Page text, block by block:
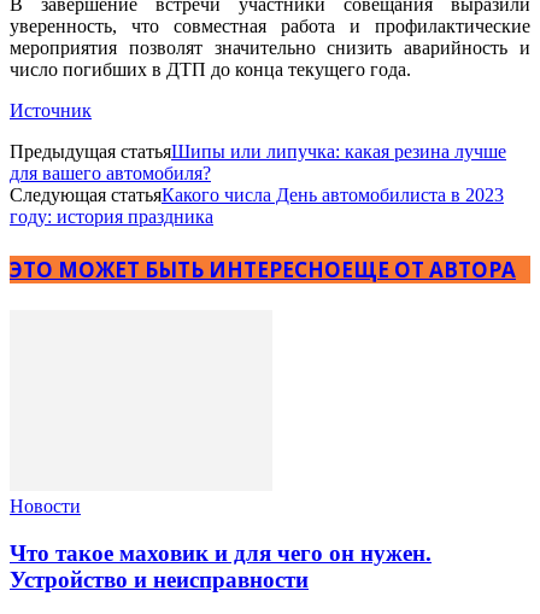
В завершение встречи участники совещания выразили
уверенность, что совместная работа и профилактические
мероприятия позволят значительно снизить аварийность и
число погибших в ДТП до конца текущего года.
Источник
Предыдущая статьяШипы или липучка: какая резина лучше
для вашего автомобиля?
Следующая статьяКакого числа День автомобилиста в 2023
году: история праздника
ЭТО МОЖЕТ БЫТЬ ИНТЕРЕСНОЕЩЕ ОТ АВТОРА
Новости
Что такое маховик и для чего он нужен.
Устройство и неисправности